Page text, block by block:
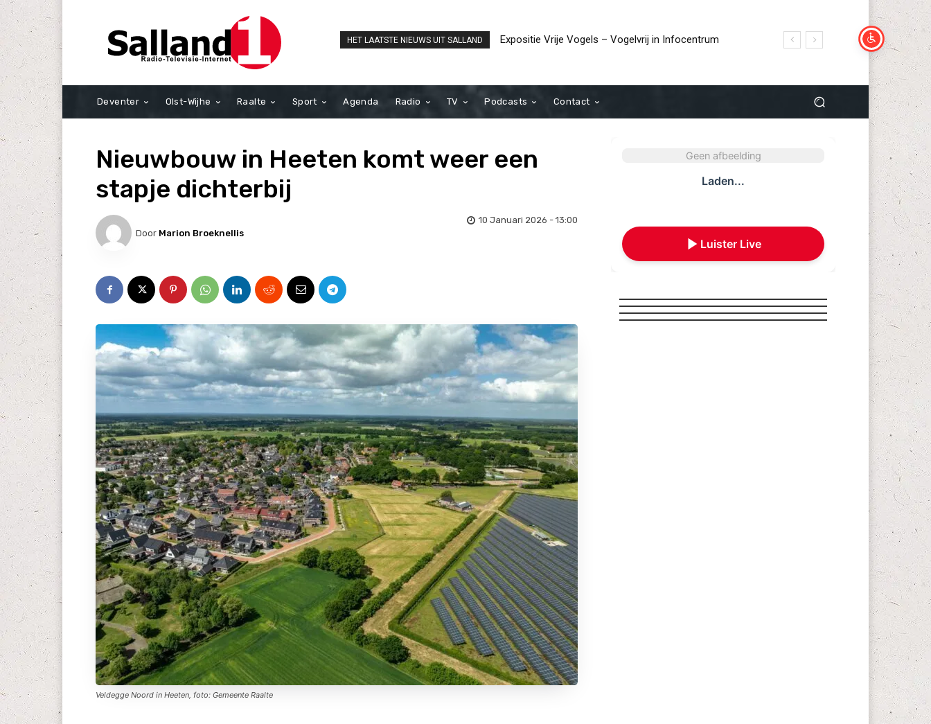
HET LAATSTE NIEUWS UIT SALLAND
Expositie Vrije Vogels – Vogelvrij in Infocentrum
ANBO-PCOB houdt wandeling over landgoed
Deventer Olst-Wijhe Raalte Sport Agenda Radio TV Podcasts Contact
Nieuwbouw in Heeten komt weer een
stapje dichterbij
Door Marion Broeknellis
10 Januari 2026 - 13:00
Veldegge Noord in Heeten, foto: Gemeente Raalte
Geen afbeelding
Laden...
Luister Live